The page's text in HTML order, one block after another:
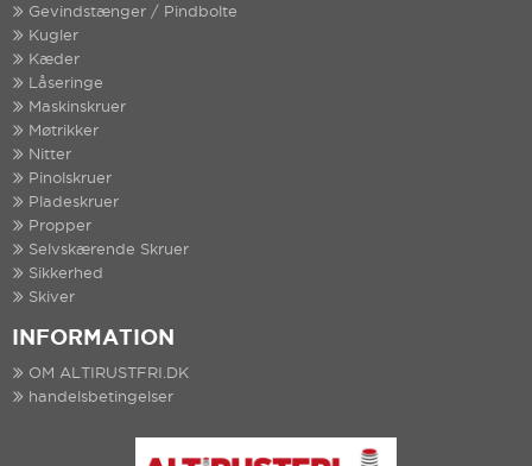
Gevindstænger / Pindbolte
Kugler
Kæder
Låseringe
Maskinskruer
Møtrikker
Nitter
Pinolskruer
Pladeskruer
Propper
Selvskærende Skruer
Sikkerhed
Skiver
INFORMATION
OM ALTIRUSTFRI.DK
handelsbetingelser